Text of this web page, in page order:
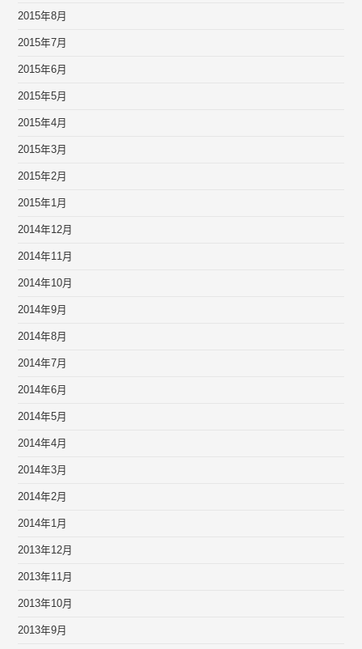
2015年8月
2015年7月
2015年6月
2015年5月
2015年4月
2015年3月
2015年2月
2015年1月
2014年12月
2014年11月
2014年10月
2014年9月
2014年8月
2014年7月
2014年6月
2014年5月
2014年4月
2014年3月
2014年2月
2014年1月
2013年12月
2013年11月
2013年10月
2013年9月